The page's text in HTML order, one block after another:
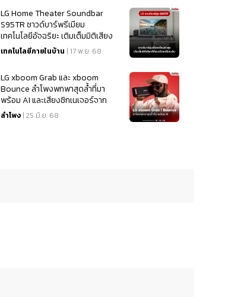
LG Home Theater Soundbar
S95TR ซาวด์บาร์พรีเมียม
เทคโนโลยีอัจฉริยะ เติมเต็มมิติเสียง
ให้สมจริงเหนือระดับ
เทคโนโลยีภายในบ้าน | 17 พ.ย. 68
LG xboom Grab และ xboom
Bounce ลำโพงพกพาสุดล้ำที่มา
พร้อม AI และเสียงซิกเนเจอร์จาก
will.i.am
ลำโพง | 25 มิ.ย. 68